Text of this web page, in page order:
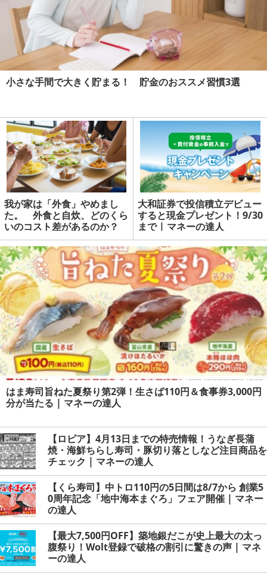
小さな手間で大きく貯まる！ 貯金のおススメ習慣3選
我が家は「外食」やめまし
た。 外食と自炊、どのくら
いのコスト差があるのか？
大和証券で投信積立デビュー
すると現金プレゼント！9/30
まで | マネーの達人
はま寿司旨ねた夏祭り第2弾！生さば110円＆食事券3,000円
分が当たる | マネーの達人
【ロピア】4月13日までの特売情報！うなぎ長蒲
焼・海鮮ちらし寿司・豚切り落としなど注目商品を
チェック | マネーの達人
【くら寿司】中トロ110円の5日間は8/7から 創業5
0周年記念「地中海本まぐろ」フェア開催 | マネー
の達人
【最大7,500円OFF】築地銀だこが史上最大の太っ
腹祭り！Wolt登録で破格の割引に驚きの声 | マネ
ーの達人